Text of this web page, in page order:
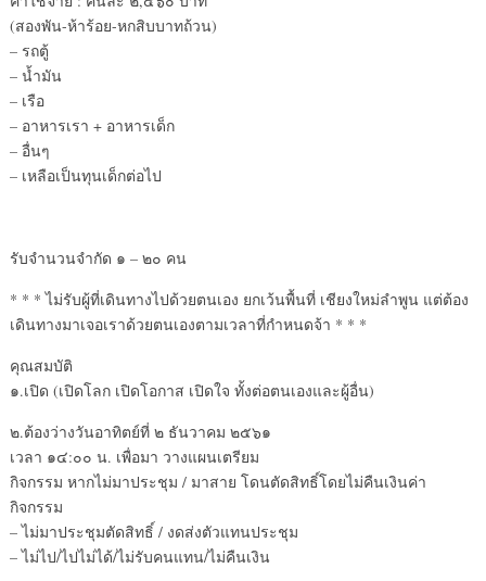
(สองพัน-ห้าร้อย-หกสิบบาทถ้วน)
– รถตู้
– น้ำมัน
– เรือ
– อาหารเรา + อาหารเด็ก
– อื่นๆ
– เหลือเป็นทุนเด็กต่อไป
รับจำนวนจำกัด ๑ – ๒๐ คน
* * * ไม่รับผู้ที่เดินทางไปด้วยตนเอง ยกเว้นพื้นที่ เชียงใหม่ลำพูน แต่ต้อง
เดินทางมาเจอเราด้วยตนเองตามเวลาที่กำหนดจ้า * * *
คุณสมบัติ
๑.เปิด (เปิดโลก เปิดโอกาส เปิดใจ ทั้งต่อตนเองและผู้อื่น)
๒.ต้องว่างวันอาทิตย์ที่ ๒ ธันวาคม ๒๕๖๑
เวลา ๑๔:๐๐ น. เพื่อมา วางแผนเตรียม
กิจกรรม หากไม่มาประชุม / มาสาย โดนตัดสิทธิ์โดยไม่คืนเงินค่า
กิจกรรม
– ไม่มาประชุมตัดสิทธิ์ / งดส่งตัวแทนประชุม
– ไม่ไป/ไปไม่ได้/ไม่รับคนแทน/ไม่คืนเงิน